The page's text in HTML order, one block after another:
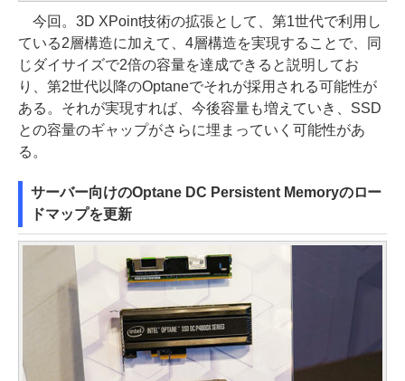
今回。3D XPoint技術の拡張として、第1世代で利用し
ている2層構造に加えて、4層構造を実現することで、同
じダイサイズで2倍の容量を達成できると説明してお
り、第2世代以降のOptaneでそれが採用される可能性が
ある。それが実現すれば、今後容量も増えていき、SSD
との容量のギャップがさらに埋まっていく可能性があ
る。
サーバー向けのOptane DC Persistent Memoryのロー
ドマップを更新